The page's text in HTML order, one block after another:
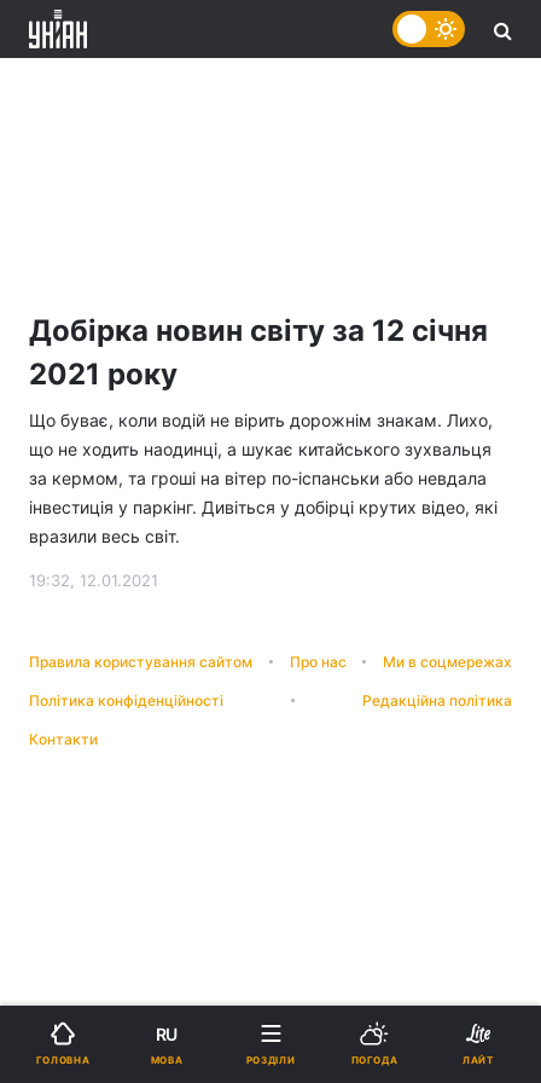
Добірка новин світу за 12 січня
2021 року
Що буває, коли водій не вірить дорожнім знакам. Лихо,
що не ходить наодинці, а шукає китайського зухвальця
за кермом, та гроші на вітер по-іспанськи або невдала
інвестиція у паркінг. Дивіться у добірці крутих відео, які
вразили весь світ.
19:32, 12.01.2021
Правила користування сайтом Про нас Ми в соцмережах
Політика конфіденційності Редакційна політика
Контакти
ГОЛОВНА
RU
МОВА РОЗДІЛИ ПОГОДА ЛАЙТ